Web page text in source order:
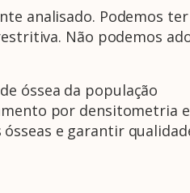
analisado. Podemos ter
Não podemos
óssea da população
por densitometria e
e garantir